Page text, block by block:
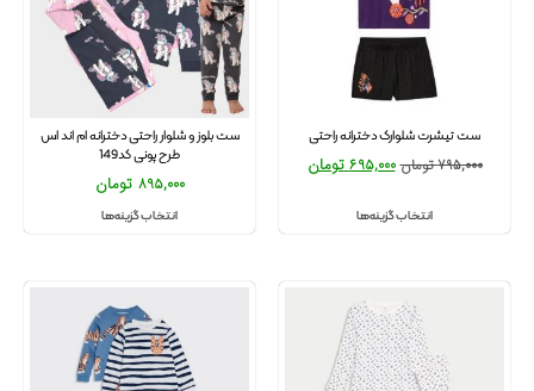
ست تیشرت شلوارک دخترانه راحتی
795,000 تومان 695,000تومان
انتخاب گزینه‌ها
ست بلوز و شلوار راحتی دخترانه ام اند اس
طرح پونی کد149
895,000 تومان
انتخاب گزینه‌ها